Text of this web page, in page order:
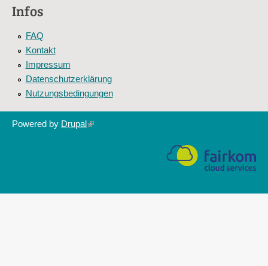
Infos
FAQ
Kontakt
Impressum
Datenschutzerklärung
Nutzungsbedingungen
Powered by Drupal(link